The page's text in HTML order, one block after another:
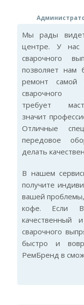
Мы рады
центре. У
сварочного
позволяет нам
ремонт самой
требует
значит
Отличные
передовое
делать
В нашем
получите
вашей
кофе. Если
качественный
сварочного
быстро и
РемБренд в